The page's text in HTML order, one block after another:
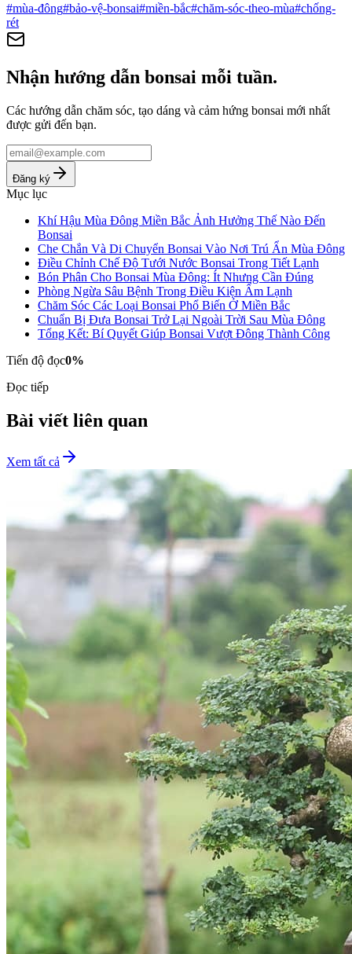
#mùa-đông#bảo-vệ-bonsai#miền-bắc#chăm-sóc-theo-mùa#chống-
rét
Nhận hướng dẫn bonsai mỗi tuần.
Các hướng dẫn chăm sóc, tạo dáng và cảm hứng bonsai mới nhất
được gửi đến bạn.
Đăng ký
Mục lục
Khí Hậu Mùa Đông Miền Bắc Ảnh Hưởng Thế Nào Đến
Bonsai
Che Chắn Và Di Chuyển Bonsai Vào Nơi Trú Ẩn Mùa Đông
Điều Chỉnh Chế Độ Tưới Nước Bonsai Trong Tiết Lạnh
Bón Phân Cho Bonsai Mùa Đông: Ít Nhưng Cần Đúng
Phòng Ngừa Sâu Bệnh Trong Điều Kiện Ẩm Lạnh
Chăm Sóc Các Loại Bonsai Phổ Biến Ở Miền Bắc
Chuẩn Bị Đưa Bonsai Trở Lại Ngoài Trời Sau Mùa Đông
Tổng Kết: Bí Quyết Giúp Bonsai Vượt Đông Thành Công
Tiến độ đọc0%
Đọc tiếp
Bài viết liên quan
Xem tất cả